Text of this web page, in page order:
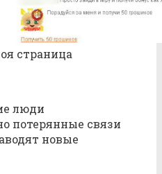
страница
люди
потерянные связи
новые